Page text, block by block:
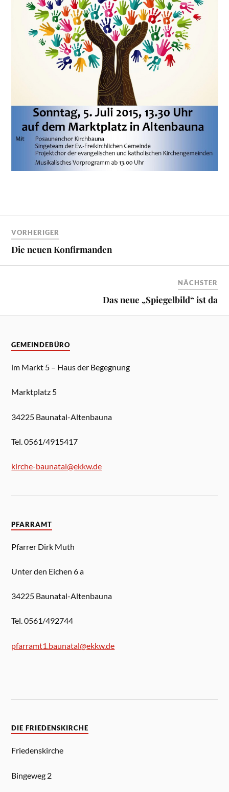
VORHERIGER
Die neuen Konfirmanden
NÄCHSTER
Das neue „Spiegelbild“ ist da
GEMEINDEBÜRO
im Markt 5 – Haus der Begegnung
Marktplatz 5
34225 Baunatal-Altenbauna
Tel. 0561/4915417
kirche-baunatal@ekkw.de
PFARRAMT
Pfarrer Dirk Muth
Unter den Eichen 6 a
34225 Baunatal-Altenbauna
Tel. 0561/492744
pfarramt1.baunatal@ekkw.de
DIE FRIEDENSKIRCHE
Friedenskirche
Bingeweg 2